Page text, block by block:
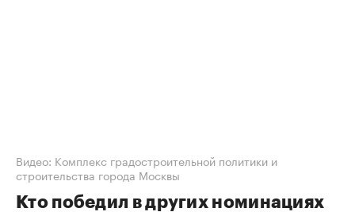
Видео: Комплекс градостроительной политики и
строительства города Москвы
Кто победил в других номинациях